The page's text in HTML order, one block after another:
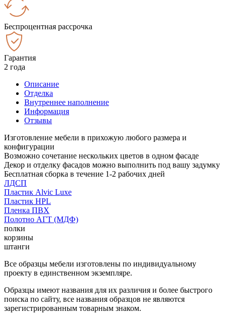
Беспроцентная рассрочка
Гарантия
2 года
Описание
Отделка
Внутреннее наполнение
Информация
Отзывы
Изготовление мебели в прихожую любого размера и
конфигурации
Возможно сочетание нескольких цветов в одном фасаде
Декор и отделку фасадов можно выполнить под вашу задумку
Бесплатная сборка в течение 1-2 рабочих дней
ЛДСП
Пластик Alvic Luxe
Пластик HPL
Пленка ПВХ
Полотно АГТ (МДФ)
полки
корзины
штанги
Все образцы мебели изготовлены по индивидуальному
проекту в единственном экземпляре.
Образцы имеют названия для их различия и более быстрого
поиска по сайту, все названия образцов не являются
зарегистрированным товарным знаком.